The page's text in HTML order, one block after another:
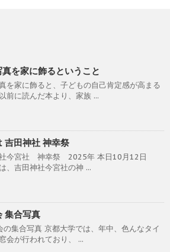
を家に飾るということ
を家に飾ると、子どもの自己肯定感が高まる
前に読んだ本より、家族 ...
吉田神社 神幸祭
今宮社 神幸祭 2025年 本日10月12日
は、吉田神社今宮社の神 ...
集合写真
の集合写真 京都大学では、年中、色んなタイ
会が行われており、 ...